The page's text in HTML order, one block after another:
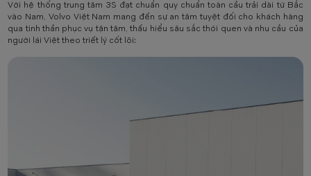
Với hệ thống trung tâm 3S đạt chuẩn quy chuẩn toàn cầu trải dài từ Bắc
vào Nam, Volvo Việt Nam mang đến sự an tâm tuyệt đối cho khách hàng
qua tinh thần phục vụ tận tâm, thấu hiểu sâu sắc thói quen và nhu cầu của
người lái Việt theo triết lý cốt lõi: